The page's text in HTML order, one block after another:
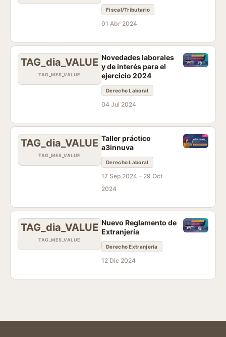
Fiscal/Tributario
01 Abr 2024
TAG_dia_VALUE
TAG_MES_VALUE
Novedades laborales
y de interés para el
ejercicio 2024
Derecho Laboral
04 Jul 2024
TAG_dia_VALUE
TAG_MES_VALUE
Taller práctico
a3innuva
Derecho Laboral
17 Sep 2024 – 29 Oct
2024
TAG_dia_VALUE
TAG_MES_VALUE
Nuevo Reglamento de
Extranjería
Derecho Extranjería
12 Dic 2024